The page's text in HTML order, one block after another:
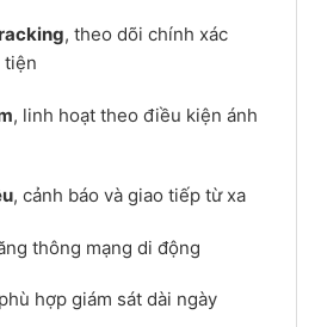
, theo dõi chính xác
tiện
, linh hoạt theo điều kiện ánh
, cảnh báo và giao tiếp từ xa
thông mạng di động
hợp giám sát dài ngày